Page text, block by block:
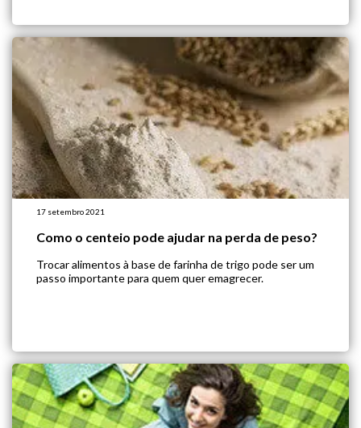
17 setembro 2021
Como o centeio pode ajudar na perda de peso?
Trocar alimentos à base de farinha de trigo pode ser um
passo importante para quem quer emagrecer.